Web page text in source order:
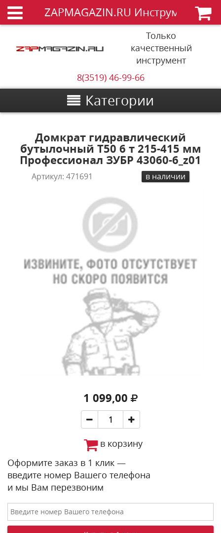
ZAPMAGAZIN.RU Инструменты
Только
качественный
инструмент
8(3519) 46-99-66
Категории
Домкрат гидравлический
бутылочный T50 6 т 215-415 мм
Профессионал ЗУБР 43060-6_z01
Артикул:471691 в наличии
1 099,00
в корзину
Оформите заказ в 1 клик —
введите номер Вашего телефона
и мы Вам перезвоним